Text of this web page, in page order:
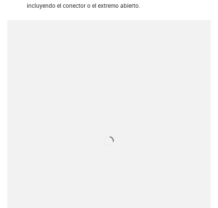
incluyendo el conector o el extremo abierto.